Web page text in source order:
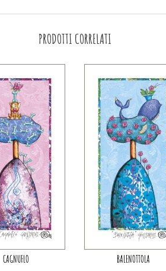
PRODOTTI CORRELATI
CAGNUFLO
BALENOTTOLA